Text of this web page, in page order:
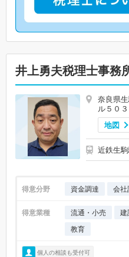
井上勇夫税理士事務
奈良県
ル５０３
地図
近鉄生
得意分野 資金調達 会社
得意業種 流通・小売 建
教育
個人の相談も受付可